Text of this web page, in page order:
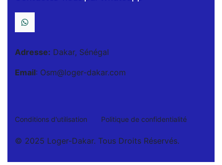
Adresse: Dakar, Sénégal
Email: Osm@loger-dakar.com
Conditions d'utilisation Politique de confidentialité
© 2025 Loger-Dakar. Tous Droits Réservés.